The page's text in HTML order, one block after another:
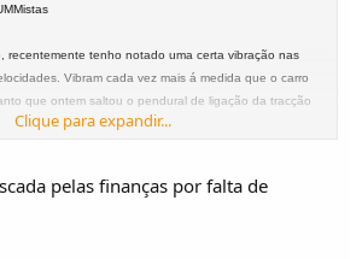
recentemente tenho notado uma certa vibração nas
Vibram cada vez mais á medida que o carro
que ontem saltou o pendural de ligação da tracção
ou qualquer coisa desapertada, ou será normal???
II turbo e os niveis das caixas foram revistos.
Clique para expandir...
pelas finanças por falta de